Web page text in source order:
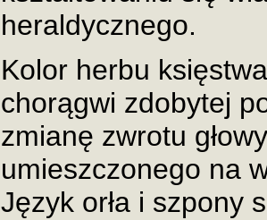
heraldycznego.
Kolor herbu
chorągwi zdobytej
zmianę zwrotu
umieszczonego na
Język orła i szpony